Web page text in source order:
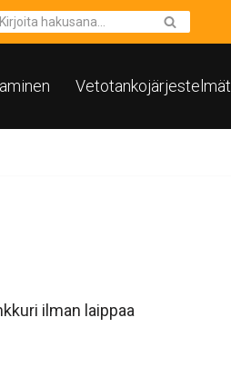
Vetotankojärjestelmät
ilman laippaa